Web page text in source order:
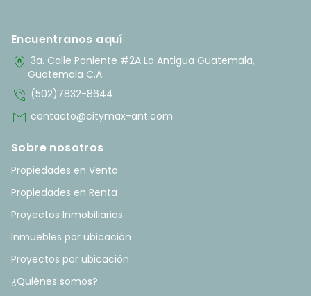
Encuentranos aquí
home_pin 3a. Calle Poniente #2A La Antigua Guatemala,
Guatemala C.A.
phone_in_talk (502)7832-8644
mail contacto@citymax-ant.com
Sobre nosotros
Propiedades en Venta
Propiedades en Renta
Proyectos Inmobiliarios
Inmuebles por ubicación
Proyectos por ubicación
¿Quiénes somos?